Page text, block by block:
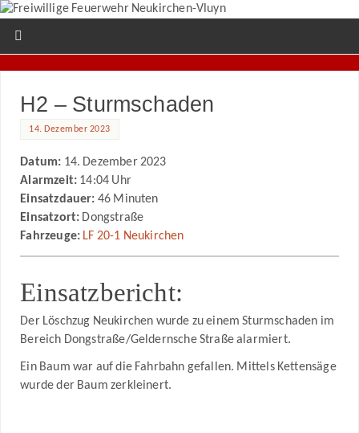
H2 – Sturmschaden
14. Dezember 2023
Datum: 14. Dezember 2023
Alarmzeit: 14:04 Uhr
Einsatzdauer: 46 Minuten
Einsatzort: Dongstraße
Fahrzeuge: LF 20-1 Neukirchen
Einsatzbericht:
Der Löschzug Neukirchen wurde zu einem Sturmschaden im
Bereich Dongstraße/Geldernsche Straße alarmiert.
Ein Baum war auf die Fahrbahn gefallen. Mittels Kettensäge
wurde der Baum zerkleinert.